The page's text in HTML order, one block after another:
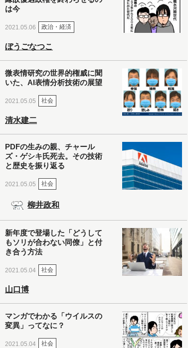
は今
2021.05.06 政治・経済
ぼうごなつこ
微表情研究の世界的権威に聞
いた、AI表情分析技術の展望
2021.05.05 社会
清水建二
PDFの生みの親、チャール
ズ・ゲシキ氏死去。その技術
と歴史を振り返る
2021.05.05 社会
柳井政和
新年度で登場した「どうして
もソリが合わない同僚」と付
き合う方法
2021.05.04 社会
山口博
マンガでわかる「ウイルスの
変異」ってなに？
2021.05.04 社会